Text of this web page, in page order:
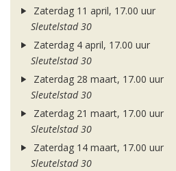
Zaterdag 11 april, 17.00 uur
Sleutelstad 30
Zaterdag 4 april, 17.00 uur
Sleutelstad 30
Zaterdag 28 maart, 17.00 uur
Sleutelstad 30
Zaterdag 21 maart, 17.00 uur
Sleutelstad 30
Zaterdag 14 maart, 17.00 uur
Sleutelstad 30